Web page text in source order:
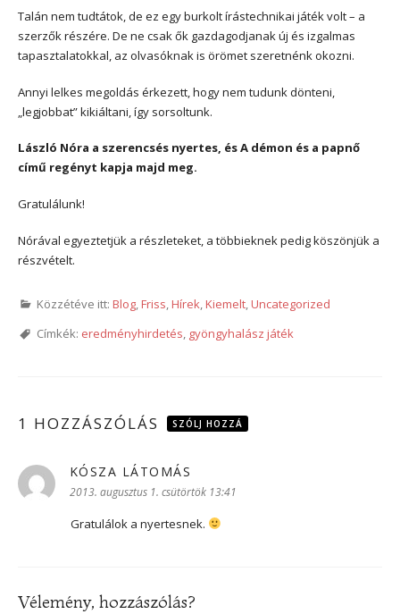
Talán nem tudtátok, de ez egy burkolt írástechnikai játék volt – a
szerzők részére. De ne csak ők gazdagodjanak új és izgalmas
tapasztalatokkal, az olvasóknak is örömet szeretnénk okozni.
Annyi lelkes megoldás érkezett, hogy nem tudunk dönteni,
„legjobbat” kikiáltani, így sorsoltunk.
László Nóra a szerencsés nyertes, és A démon és a papnő
című regényt kapja majd meg.
Gratulálunk!
Nórával egyeztetjük a részleteket, a többieknek pedig köszönjük a
részvételt.
Közzétéve itt: Blog Friss Hírek Kiemelt Uncategorized
Címkék: eredményhirdetés gyöngyhalász játék
1 HOZZÁSZÓLÁS SZÓLJ HOZZÁ
KÓSZA LÁTOMÁS
2013. augusztus 1. csütörtök 13:41
Gratulálok a nyertesnek.
Vélemény, hozzászólás?